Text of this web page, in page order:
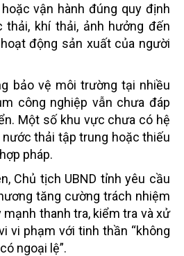
vận hành đúng quy định
thải, khí thải, ảnh hưởng đến
động sản xuất của người
bảo vệ môi trường tại nhiều
công nghiệp vẫn chưa đáp
Một số khu vực chưa có hệ
thải tập trung hoặc thiếu
pháp.
Chủ tịch UBND tỉnh yêu cầu
tăng cường trách nhiệm
thanh tra, kiểm tra và xử
vi phạm với tinh thần “không
ngoại lệ”.